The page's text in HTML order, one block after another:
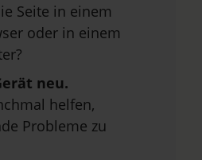
Seite in einem
oder in einem
neu.
helfen,
Probleme zu